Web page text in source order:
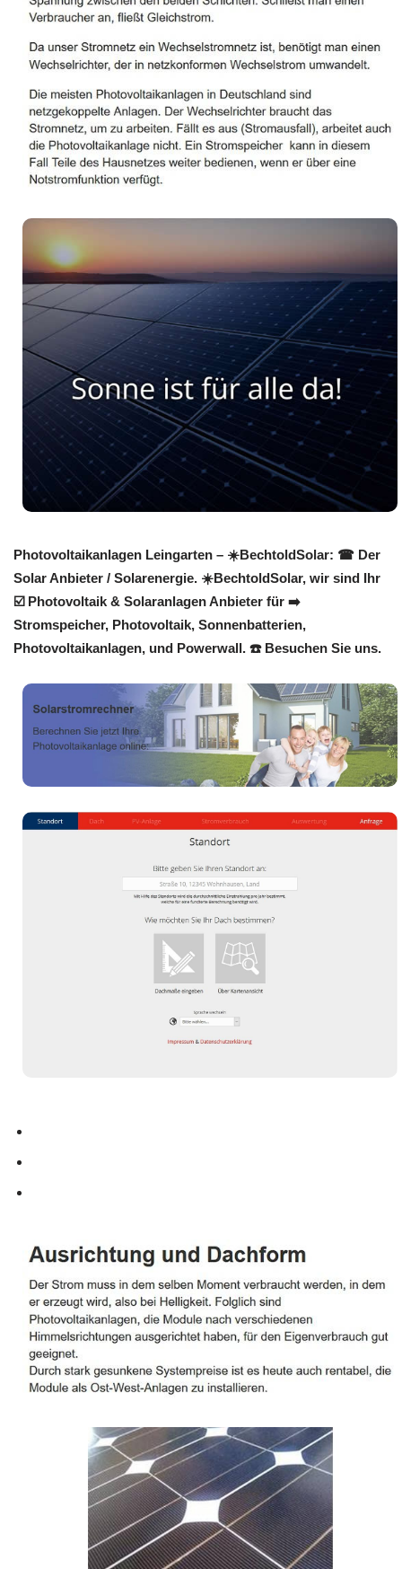
Photovoltaikanlagen Leingarten – ☀️BechtoldSolar: ☎ Der
Solar Anbieter / Solarenergie. ☀️BechtoldSolar, wir sind Ihr
☑️ Photovoltaik & Solaranlagen Anbieter für ➡️
Stromspeicher, Photovoltaik, Sonnenbatterien,
Photovoltaikanlagen, und Powerwall. ☎️ Besuchen Sie uns.